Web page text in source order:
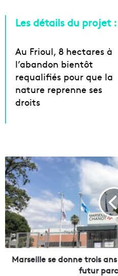
Les détails du projet :
Au Frioul, 8 hectares à
l’abandon bientôt
requalifiés pour que la
nature reprenne ses
droits
M
a
r
s
e
i
l
l
e
Marseille se donne trois
futur